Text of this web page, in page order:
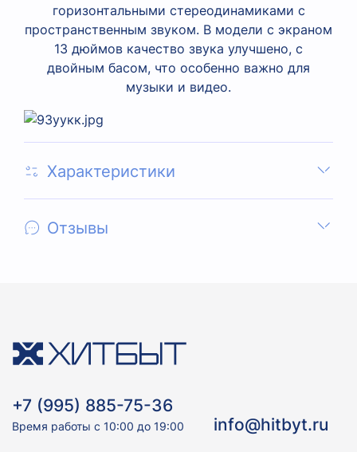
горизонтальными стереодинамиками с
пространственным звуком. В модели с экраном
13 дюймов качество звука улучшено, с
двойным басом, что особенно важно для
музыки и видео.
Характеристики
Отзывы
+7 (995) 885-75-36
Время работы с 10:00 до 19:00 info@hitbyt.ru